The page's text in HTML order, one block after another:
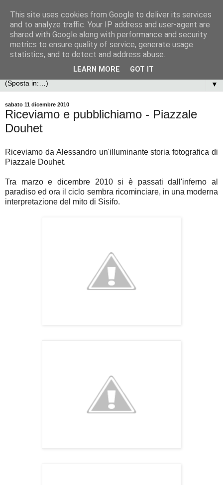
▼
sabato 11 dicembre 2010
Riceviamo e pubblichiamo - Piazzale
Douhet
Riceviamo da Alessandro un'illuminante storia fotografica di
Piazzale Douhet.
Tra marzo e dicembre 2010 si è passati dall'inferno al
paradiso ed ora il ciclo sembra ricominciare, in una moderna
interpretazione del mito di Sisifo.
This site uses cookies from Google to deliver its services
and to analyze traffic. Your IP address and user-agent are
shared with Google along with performance and security
metrics to ensure quality of service, generate usage
statistics, and to detect and address abuse.
LEARN MORE GOT IT